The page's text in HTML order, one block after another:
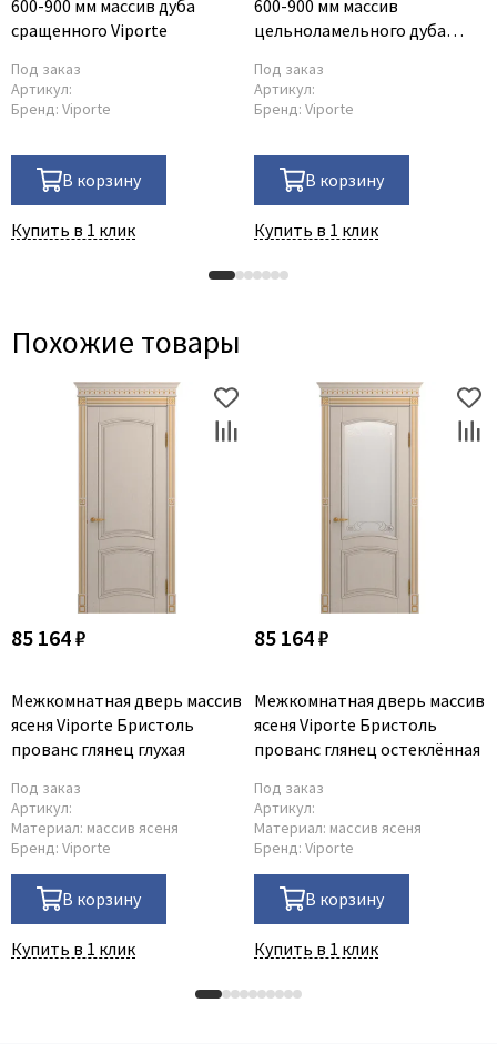
600-900 мм массив дуба
сращенного Viporte
Под заказ
Артикул:
Бренд: Viporte
В корзину
Купить в 1 клик
600-900 мм массив
цельноламельного дуба
Под заказ
Артикул:
Бренд: Viporte
В корзину
Купить в 1 клик
Похожие товары
85 164 ₽
Межкомнатная дверь массив
ясеня Viporte Бристоль
прованс глянец глухая
Под заказ
Артикул:
Материал: массив ясеня
Бренд: Viporte
В корзину
Купить в 1 клик
85 164 ₽
Межкомнатная дверь массив
ясеня Viporte Бристоль
прованс глянец остеклённая
Под заказ
Артикул:
Материал: массив ясеня
Бренд: Viporte
В корзину
Купить в 1 клик